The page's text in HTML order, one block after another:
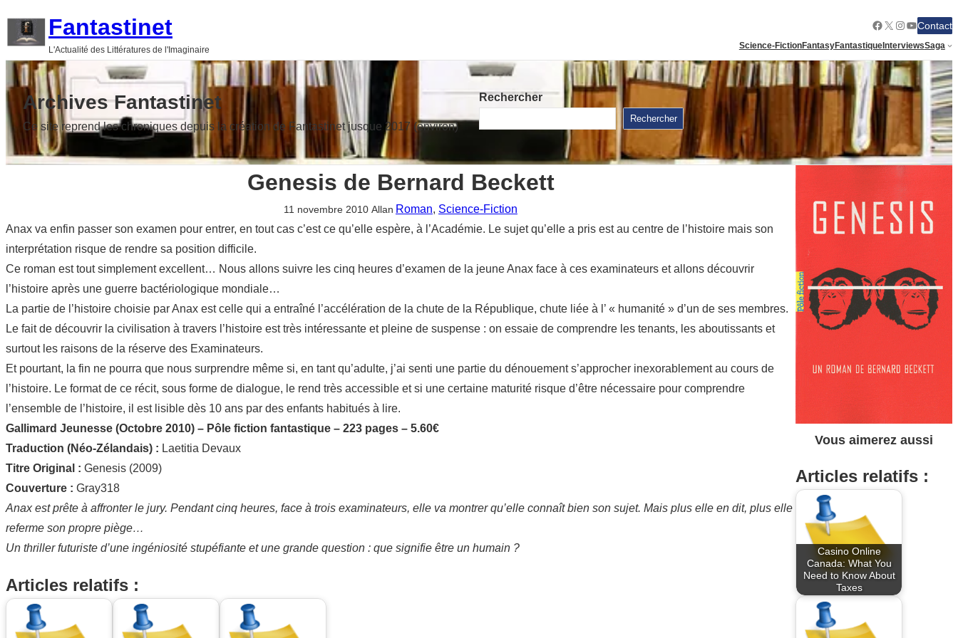
Fantastinet
L'Actualité des Littératures de l'Imaginaire
Facebook
X Instagram
YouTube
Contact
Science-FictionFantasyFantastiqueInterviewsSaga
Archives Fantastinet
Ce site reprend les chroniques depuis la création de Fantastinet jusque 2017 (environ)
Rechercher
Rechercher
Genesis de Bernard Beckett
11 novembre 2010 Allan Roman, Science-Fiction
Anax va enfin passer son examen pour entrer, en tout cas c’est ce qu’elle espère, à l’Académie. Le sujet qu’elle a pris est au centre de l’histoire mais son
interprétation risque de rendre sa position difficile.
Ce roman est tout simplement excellent… Nous allons suivre les cinq heures d’examen de la jeune Anax face à ces examinateurs et allons découvrir
l’histoire après une guerre bactériologique mondiale…
La partie de l’histoire choisie par Anax est celle qui a entraîné l’accélération de la chute de la République, chute liée à l’ « humanité » d’un de ses membres.
Le fait de découvrir la civilisation à travers l’histoire est très intéressante et pleine de suspense : on essaie de comprendre les tenants, les aboutissants et
surtout les raisons de la réserve des Examinateurs.
Et pourtant, la fin ne pourra que nous surprendre même si, en tant qu’adulte, j’ai senti une partie du dénouement s’approcher inexorablement au cours de
l’histoire. Le format de ce récit, sous forme de dialogue, le rend très accessible et si une certaine maturité risque d’être nécessaire pour comprendre
l’ensemble de l’histoire, il est lisible dès 10 ans par des enfants habitués à lire.
Gallimard Jeunesse (Octobre 2010) – Pôle fiction fantastique – 223 pages – 5.60€
Traduction (Néo-Zélandais) : Laetitia Devaux
Titre Original : Genesis (2009)
Couverture : Gray318
Anax est prête à affronter le jury. Pendant cinq heures, face à trois examinateurs, elle va montrer qu’elle connaît bien son sujet. Mais plus elle en dit, plus elle
referme son propre piège…
Un thriller futuriste d’une ingéniosité stupéfiante et une grande question : que signifie être un humain ?
Articles relatifs :
Vous aimerez aussi
Articles relatifs :
Casino Online
Canada: What You
Need to Know About
Taxes